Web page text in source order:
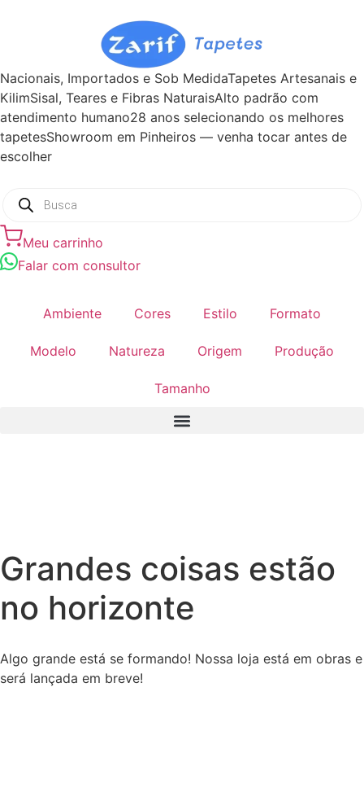
Nacionais, Importados e Sob MedidaTapetes Artesanais e
KilimSisal, Teares e Fibras NaturaisAlto padrão com
atendimento humano28 anos selecionando os melhores
tapetesShowroom em Pinheiros — venha tocar antes de
escolher
Meu carrinho
Falar com consultor
Ambiente Cores Estilo Formato
Modelo Natureza Origem Produção
Tamanho
Grandes coisas estão
no horizonte
Algo grande está se formando! Nossa loja está em obras e
será lançada em breve!